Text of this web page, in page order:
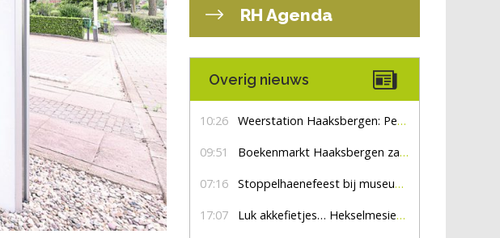
RH Agenda
Overig nieuws
10:26 Weerstation Haaksbergen: Perioden met zon en droog
09:51 Boekenmarkt Haaksbergen zaterdag 8 augustus, marktplein Haaksbergen
07:16 Stoppelhaenefeest bij museum De Lebbenbrugge
17:07 Luk akkefietjes… HekselmesienHarry